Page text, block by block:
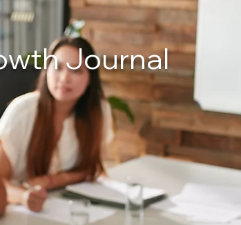
Journal